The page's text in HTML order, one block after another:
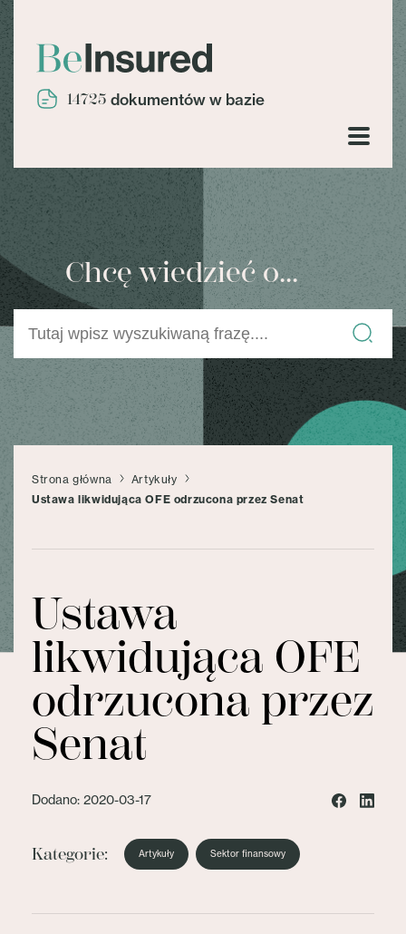
14725 dokumentów w bazie
Chcę wiedzieć o...
Strona główna
Artykuły
Ustawa likwidująca OFE odrzucona przez Senat
Ustawa
likwidująca OFE
odrzucona przez
Senat
Dodano: 2020-03-17
Kategorie: Artykuły Sektor finansowy